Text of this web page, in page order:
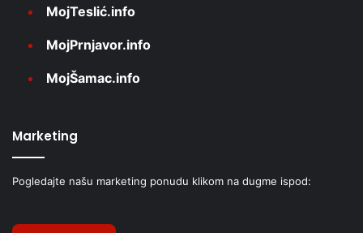
MojTeslić.info
MojPrnjavor.info
MojŠamac.info
Marketing
Pogledajte našu marketing ponudu klikom na dugme ispod: